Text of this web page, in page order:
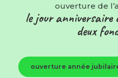
ouverture de
le jour anniversaire
deux
ouverture année